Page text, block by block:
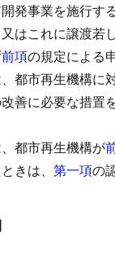
発事業を施行す
はこれに譲渡若
前項の規定による
都市再生機構に
善に必要な措置
都市再生機構が
きは、 第一項の